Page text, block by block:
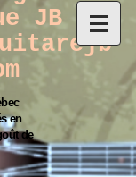
JB -
en
de